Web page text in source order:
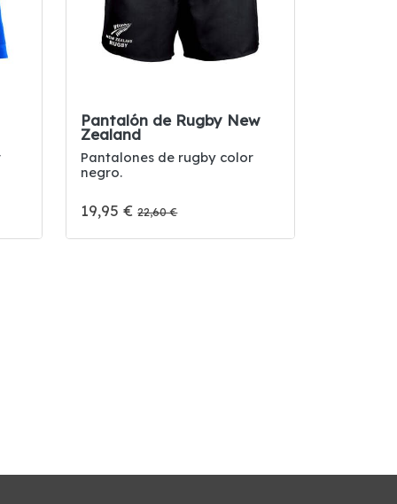
Pantalón de Rugby New
Zealand
Pantalones de rugby color
negro.
19,95 €22,60 €